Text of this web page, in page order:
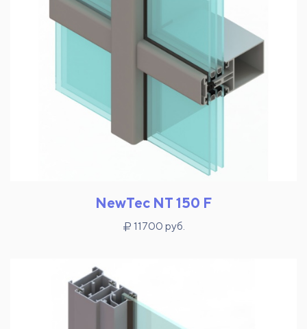
NewTec NT 150 F
11700 руб.